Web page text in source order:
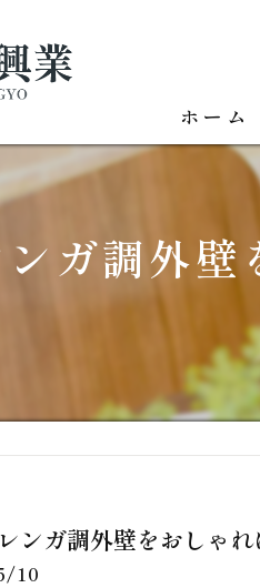
ホーム
ガ調外
ンガ調外壁をおしゃ
10